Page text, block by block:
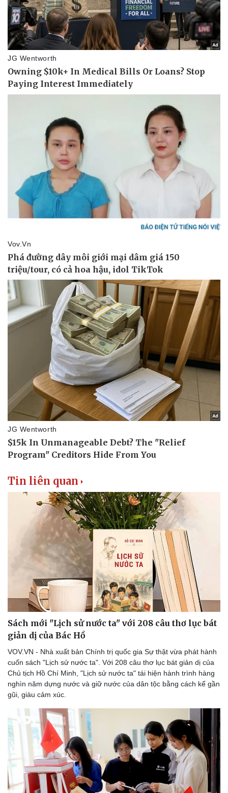
Doanh nghiệp
Thông tin doanh nghiệp
Doanh nghiệp 24h
Doanh nhân
Vì cộng đồng
Công nghệ
Tin Công nghệ
Trải nghiệm
Chuyển đổi số
Sức khỏe
Dinh dưỡng - món ngon
Cây thuốc
Đời sống
Blog
Tin liên quan
Sách mới "Lịch sử nước ta" với 208 câu thơ lục bát
giản dị của Bác Hồ
VOV.VN - Nhà xuất bản Chính trị quốc gia Sự thật vừa phát hành
cuốn sách "Lịch sử nước ta". Với 208 câu thơ lục bát giản dị của
Chủ tịch Hồ Chí Minh, "Lịch sử nước ta" tái hiện hành trình hàng
nghìn năm dựng nước và giữ nước của dân tộc bằng cách kể gần
gũi, giàu cảm xúc.